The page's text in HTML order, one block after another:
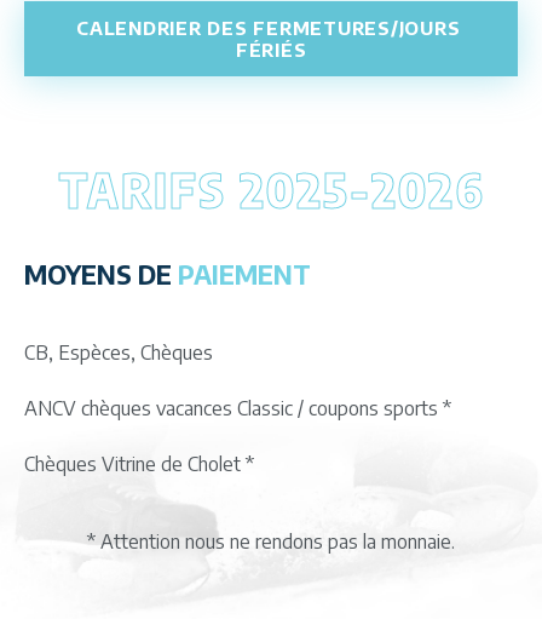
CALENDRIER DES FERMETURES/JOURS
FÉRIÉS
TARIFS 2025-2026
MOYENS DE PAIEMENT
CB, Espèces, Chèques
ANCV chèques vacances Classic / coupons sports *
Chèques Vitrine de Cholet *
* Attention nous ne rendons pas la monnaie.